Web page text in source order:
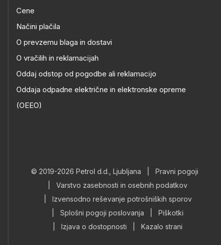
Cene
Načini plačila
O prevzemu blaga in dostavi
O vračilih in reklamacijah
Oddaj odstop od pogodbe ali reklamacijo
Oddaja odpadne električne in elektronske opreme
(OEEO)
© 2019-2026 Petrol d.d., Ljubljana
Pravni pogoji
Varstvo zasebnosti in osebnih podatkov
Izvensodno reševanje potrošniških sporov
Splošni pogoji poslovanja
Piškotki
Izjava o dostopnosti Kazalo strani